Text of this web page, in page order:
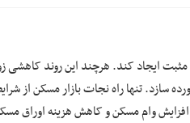
ایجاد کند. هرچند این روند کاهشی
سازد. تنها راه نجات بازار مسکن از
وام مسکن و کاهش هزینه اوراق